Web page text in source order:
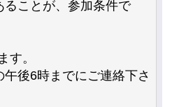
ることが、参加条件で
す。
後6時までにご連絡下さ